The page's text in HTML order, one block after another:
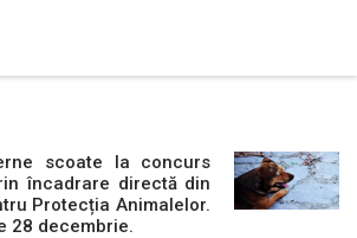
scoate la concurs
încadrare directă din
Protecția Animalelor.
28 decembrie.